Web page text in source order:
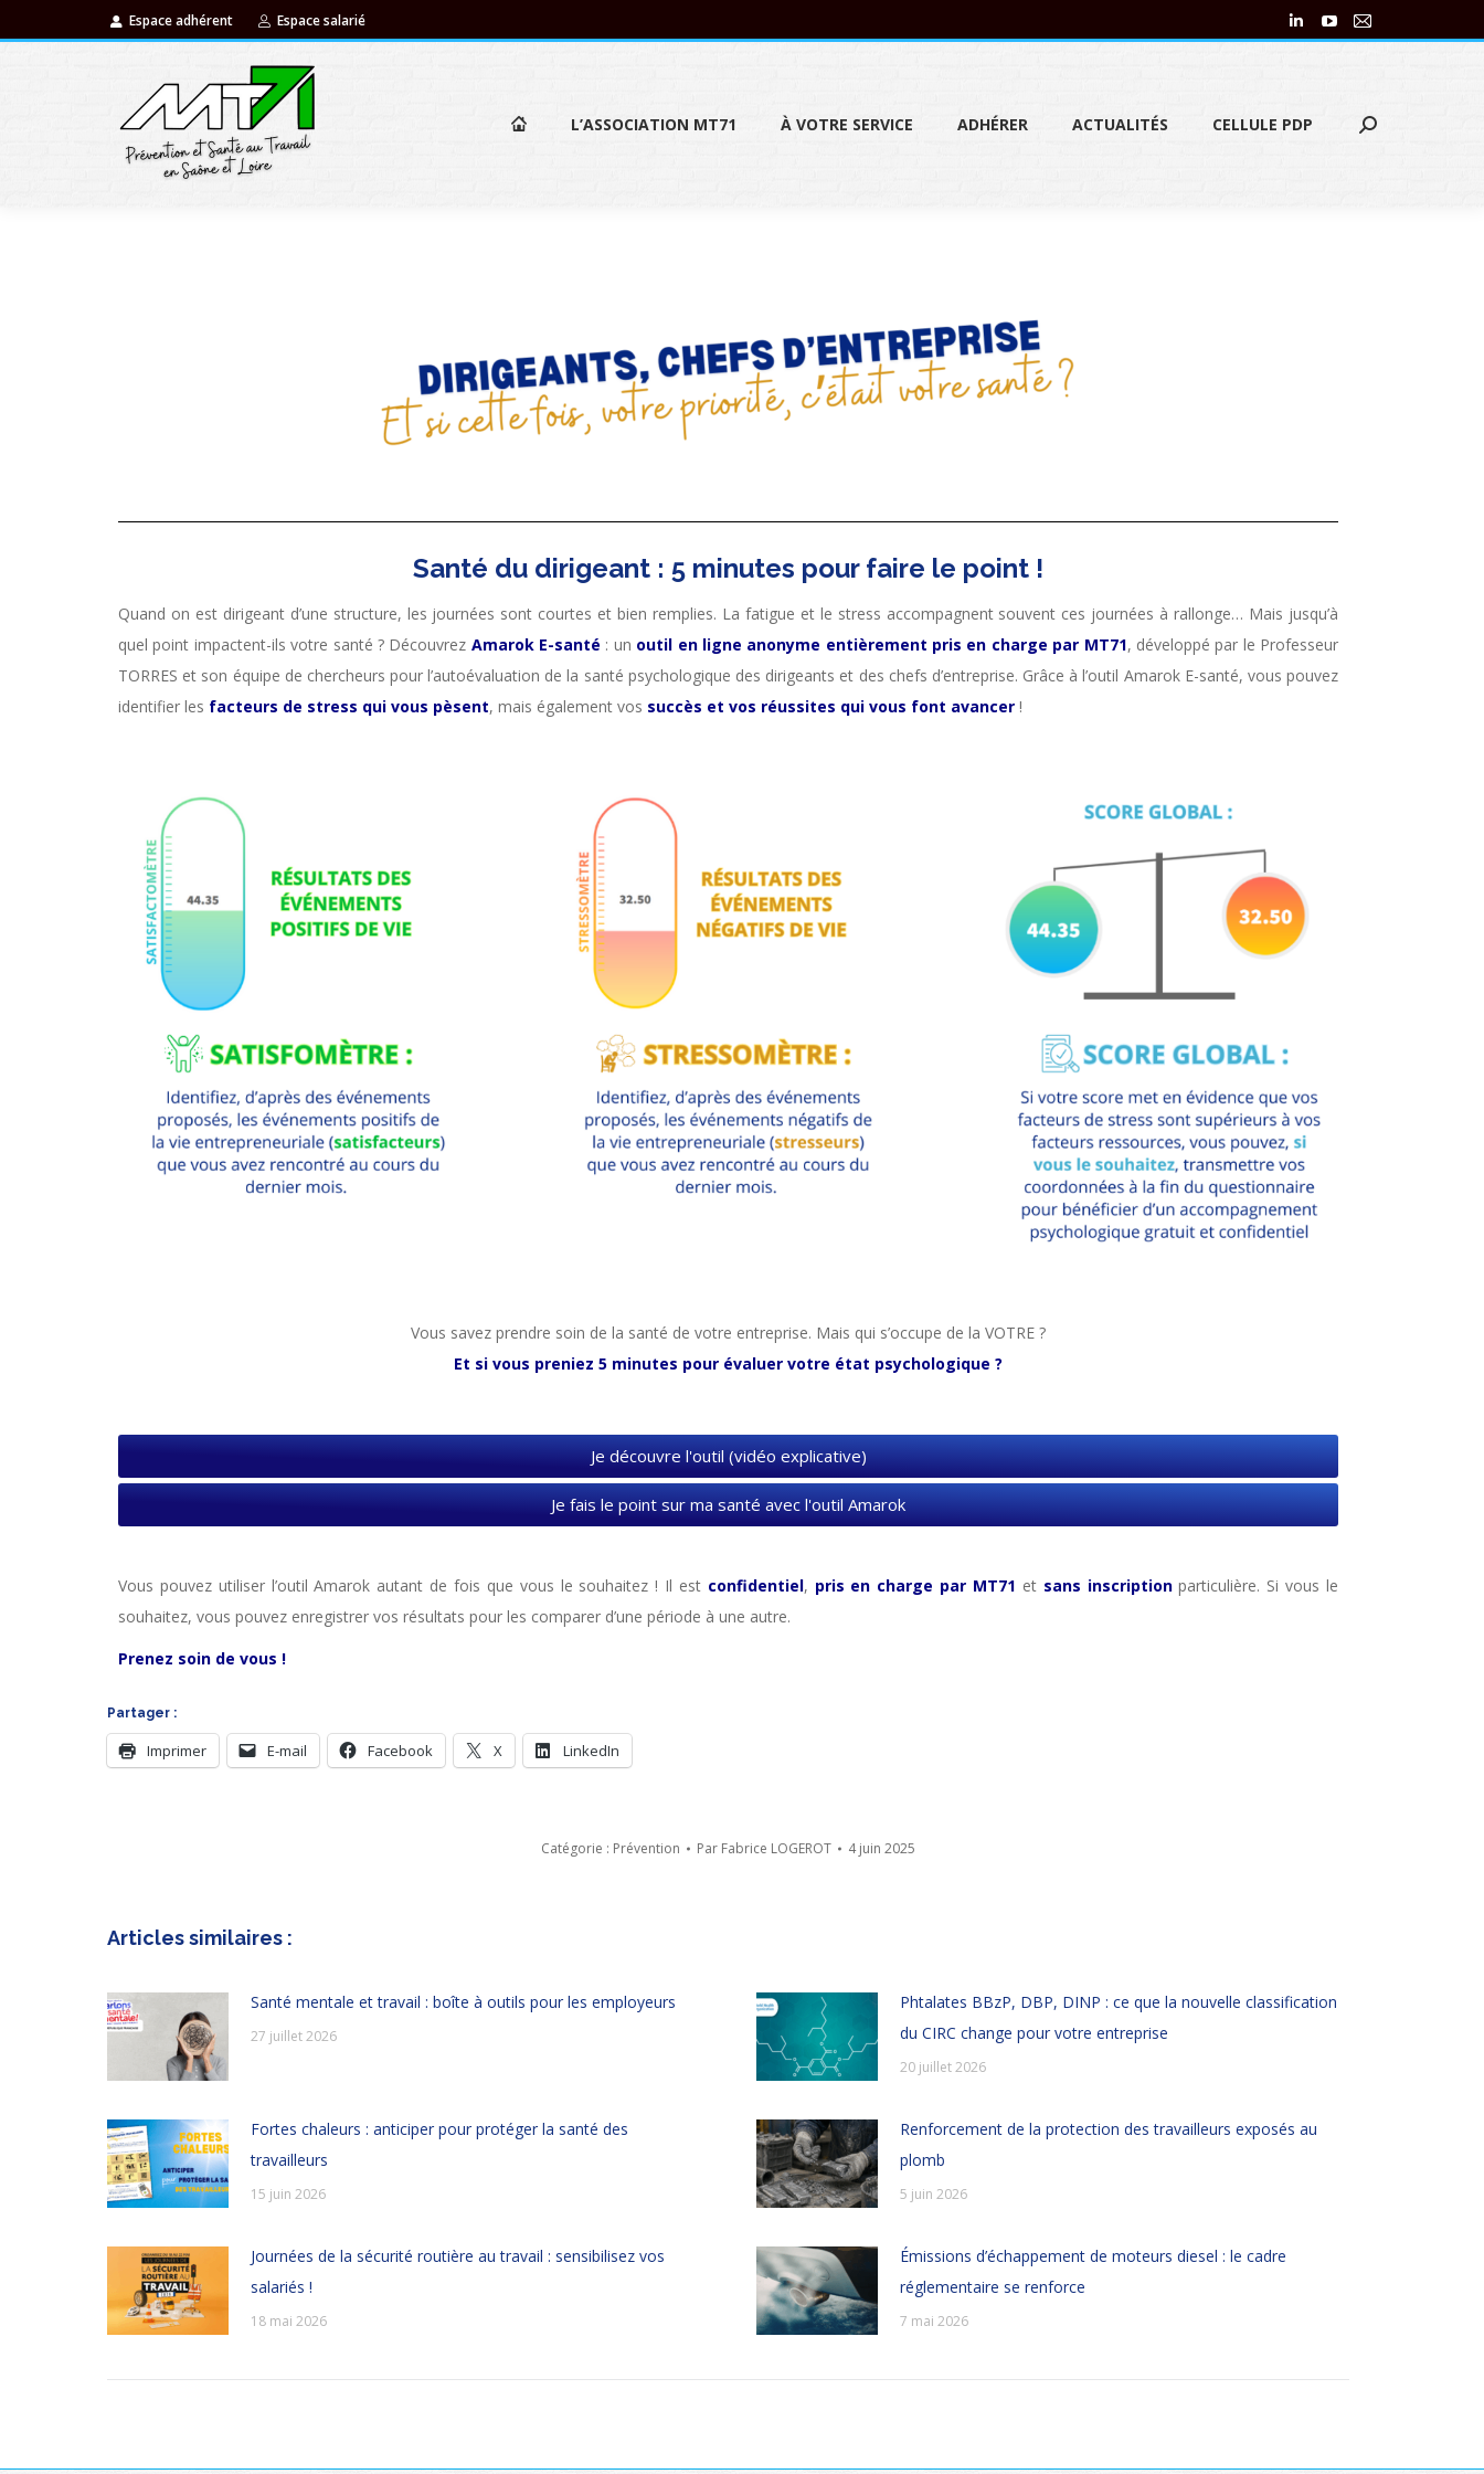
Espace adhérent Espace salarié
L’ASSOCIATION MT71 À VOTRE SERVICE ADHÉRER ACTUALITÉS CELLULE PDP
Santé du dirigeant : 5 minutes pour faire le point !
Quand on est dirigeant d’une structure, les journées sont courtes et bien remplies. La fatigue et le stress accompagnent souvent ces journées à rallonge… Mais jusqu’à
quel point impactent-ils votre santé ? Découvrez Amarok E-santé : un outil en ligne anonyme entièrement pris en charge par MT71, développé par le Professeur
TORRES et son équipe de chercheurs pour l’autoévaluation de la santé psychologique des dirigeants et des chefs d’entreprise. Grâce à l’outil Amarok E-santé, vous pouvez
identifier les facteurs de stress qui vous pèsent, mais également vos succès et vos réussites qui vous font avancer !
Vous savez prendre soin de la santé de votre entreprise. Mais qui s’occupe de la VOTRE ?
Et si vous preniez 5 minutes pour évaluer votre état psychologique ?
Je découvre l'outil (vidéo explicative)
Je fais le point sur ma santé avec l'outil Amarok
Vous pouvez utiliser l’outil Amarok autant de fois que vous le souhaitez ! Il est confidentiel, pris en charge par MT71 et sans inscriptionparticulière. Si vous le
souhaitez, vous pouvez enregistrer vos résultats pour les comparer d’une période à une autre.
Prenez soin de vous !
Partager :
Imprimer E-mail Facebook X LinkedIn
Catégorie : Prévention Par Fabrice LOGEROT 4 juin 2025
Articles similaires :
Santé mentale et travail : boîte à outils pour les employeurs
27 juillet 2026
Phtalates BBzP, DBP, DINP : ce que la nouvelle classification
du CIRC change pour votre entreprise
20 juillet 2026
Fortes chaleurs : anticiper pour protéger la santé des
travailleurs
15 juin 2026
Renforcement de la protection des travailleurs exposés au
plomb
5 juin 2026
Journées de la sécurité routière au travail : sensibilisez vos
salariés !
18 mai 2026
Émissions d’échappement de moteurs diesel : le cadre
réglementaire se renforce
7 mai 2026